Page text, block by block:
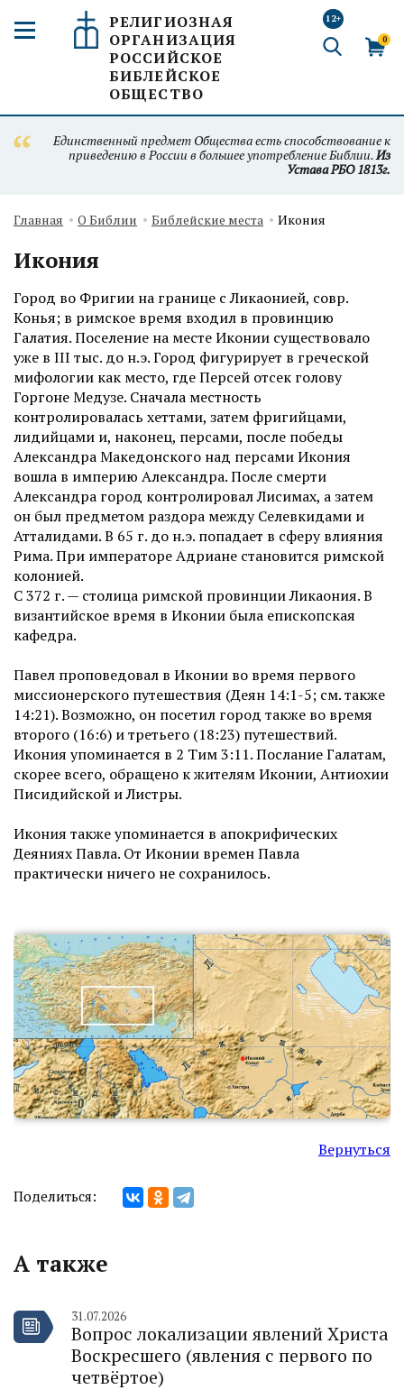
РЕЛИГИОЗНАЯ
ОРГАНИЗАЦИЯ
РОССИЙСКОЕ
БИБЛЕЙСКОЕ
ОБЩЕСТВО
12+
0
Единственный предмет Общества есть способствование к
приведению в России в большее употребление Библии.Из
Устава РБО 1813г.
Главная О Библии Библейские места Икония
Икония
Город во Фригии на границе с Ликаонией, совр.
Конья; в римское время входил в провинцию
Галатия. Поселение на месте Иконии существовало
уже в III тыс. до н.э. Город фигурирует в греческой
мифологии как место, где Персей отсек голову
Горгоне Медузе. Сначала местность
контролировалась хеттами, затем фригийцами,
лидийцами и, наконец, персами, после победы
Александра Македонского над персами Икония
вошла в империю Александра. После смерти
Александра город контролировал Лисимах, а затем
он был предметом раздора между Селевкидами и
Атталидами. В 65 г. до н.э. попадает в сферу влияния
Рима. При императоре Адриане становится римской
колонией.
С 372 г. — столица римской провинции Ликаония. В
византийское время в Иконии была епископская
кафедра.
Павел проповедовал в Иконии во время первого
миссионерского путешествия (Деян 14:1-5; см. также
14:21). Возможно, он посетил город также во время
второго (16:6) и третьего (18:23) путешествий.
Икония упоминается в 2 Тим 3:11. Послание Галатам,
скорее всего, обращено к жителям Иконии, Антиохии
Писидийской и Листры.
Икония также упоминается в апокрифических
Деяниях Павла. От Иконии времен Павла
практически ничего не сохранилось.
Вернуться
Поделиться:
А также
31.07.2026
Вопрос локализации явлений Христа
Воскресшего (явления с первого по
четвёртое)